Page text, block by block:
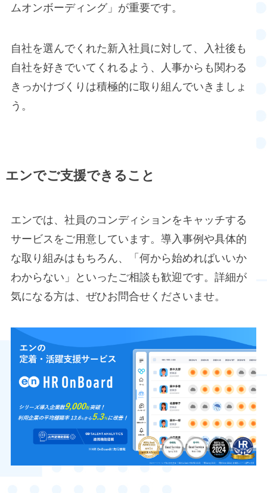
ムオンボーディング」が重要です。
自社を選んでくれた新入社員に対して、入社後も
自社を好きでいてくれるよう、人事からも関わる
きっかけづくりは積極的に取り組んでいきましょ
う。
エンでご支援できること
エンでは、社員のコンディションをキャッチする
サービスをご用意しています。導入事例や具体的
な取り組みはもちろん、「何から始めればいいか
わからない」といったご相談も歓迎です。詳細が
気になる方は、ぜひお問合せくださいませ。